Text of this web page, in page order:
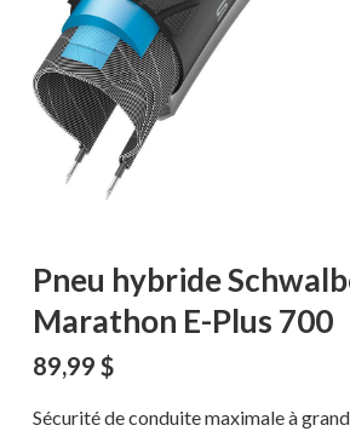
Pneu hybride
Marathon E-Plus 700
89,99 $
Sécurité de conduite maximale à